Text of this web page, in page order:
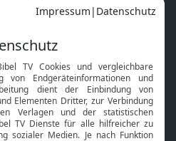
Mobile App
Smart TV
HbbTV
Bibelthek Online-Bibel
Nächster Gottesdienst